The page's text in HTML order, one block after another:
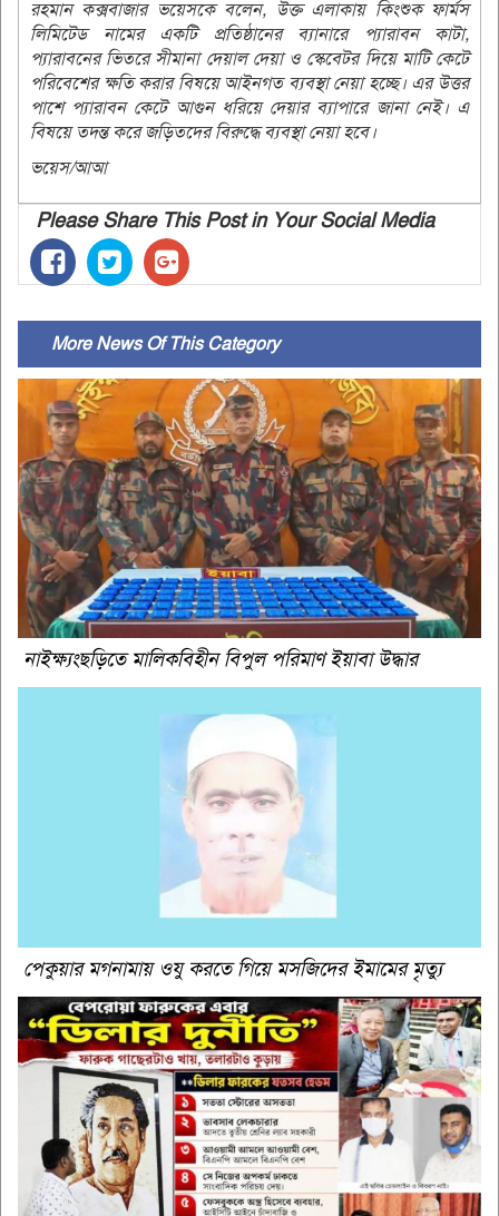
রহমান কক্সবাজার ভয়েসকে বলেন, উক্ত এলাকায় কিংশুক ফার্মস
লিমিটেড নামের একটি প্রতিষ্ঠানের ব্যানারে প্যারাবন কাটা,
প্যারাবনের ভিতরে সীমানা দেয়াল দেয়া ও স্কেবেটর দিয়ে মাটি কেটে
পরিবেশের ক্ষতি করার বিষয়ে আইনগত ব্যবস্থা নেয়া হচ্ছে। এর উত্তর
পাশে প্যারাবন কেটে আগুন ধরিয়ে দেয়ার ব্যাপারে জানা নেই। এ
বিষয়ে তদন্ত করে জড়িতদের বিরুদ্ধে ব্যবস্থা নেয়া হবে।
ভয়েস/আআ
Please Share This Post in Your Social Media
More News Of This Category
নাইক্ষ্যংছড়িতে মালিকবিহীন বিপুল পরিমাণ ইয়াবা উদ্ধার
পেকুয়ার মগনামায় ওযু করতে গিয়ে মসজিদের ইমামের মৃত্যু